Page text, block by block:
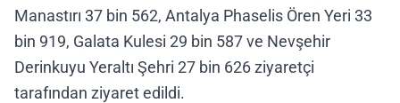
Manastırı 37 bin 562, Antalya Phaselis Ören Yeri 33
bin 919, Galata Kulesi 29 bin 587 ve Nevşehir
Derinkuyu Yeraltı Şehri 27 bin 626 ziyaretçi
tarafından ziyaret edildi.